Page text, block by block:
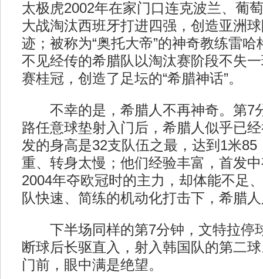
太极虎2002年在家门口连克波兰、葡
大战淘汰西班牙打进四强，创造亚洲
迹；被称为“奥托大帝”的神奇教练雷
不见经传的希腊队以淘汰赛阶段不失
赛桂冠，创造了足坛的“希腊神话”。
不幸的是，希腊人不再神奇。第7
路任意球垫射入门后，希腊人似乎已
发的身高是32支队伍之最，达到1米85
重、转身太慢；他们经验丰富，首发
2004年夺欧冠时的主力，却体能不足
队快速、简练的机动化打击下，希腊
下半场同样的第7分钟，文特拉停
断球后长驱直入，射入韩国队的第二
门前，眼中满是绝望。